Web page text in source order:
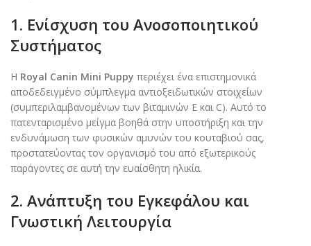
1. Ενίσχυση του Ανοσοποιητικού
Συστήματος
Η Royal Canin Mini Puppy περιέχει ένα επιστημονικά
αποδεδειγμένο σύμπλεγμα αντιοξειδωτικών στοιχείων
(συμπεριλαμβανομένων των βιταμινών E και C). Αυτό το
πατενταρισμένο μείγμα βοηθά στην υποστήριξη και την
ενδυνάμωση των φυσικών αμυνών του κουταβιού σας,
προστατεύοντας τον οργανισμό του από εξωτερικούς
παράγοντες σε αυτή την ευαίσθητη ηλικία.
2. Ανάπτυξη του Εγκεφάλου και
Γνωστική Λειτουργία